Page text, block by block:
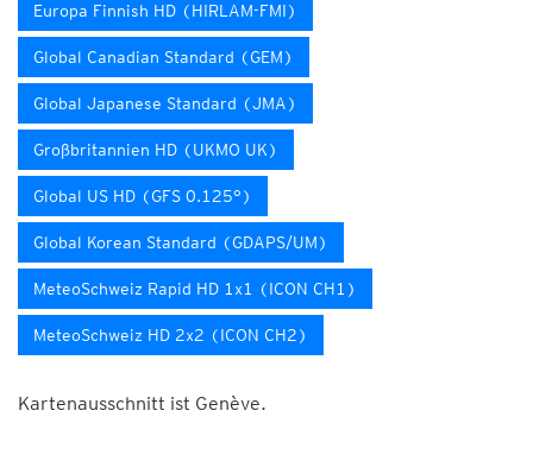
Europa Finnish HD (HIRLAM-FMI)
Global Canadian Standard (GEM)
Global Japanese Standard (JMA)
Großbritannien HD (UKMO UK)
Global US HD (GFS 0.125°)
Global Korean Standard (GDAPS/UM)
MeteoSchweiz Rapid HD 1x1 (ICON CH1)
MeteoSchweiz HD 2x2 (ICON CH2)
Kartenausschnitt ist Genève.